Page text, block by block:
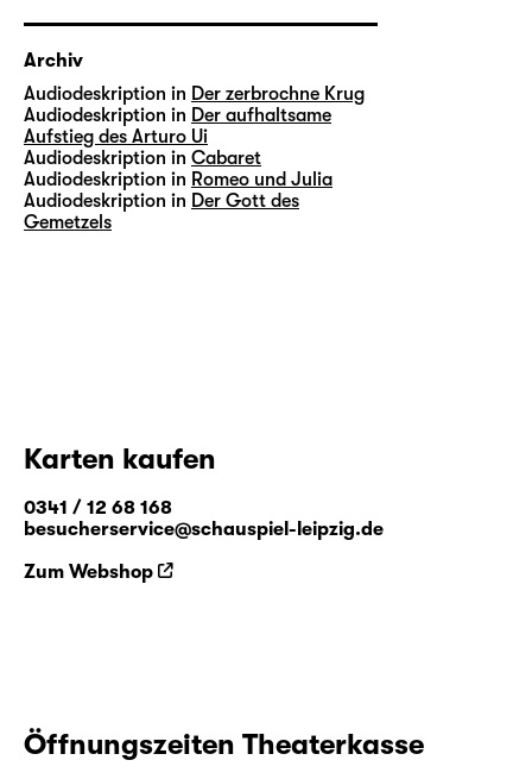
Archiv
Audiodeskription in Der zerbrochne Krug
Audiodeskription in Der aufhaltsame
Aufstieg des Arturo Ui
Audiodeskription in Cabaret
Audiodeskription in Romeo und Julia
Audiodeskription in Der Gott des
Gemetzels
Karten kaufen
0341 / 12 68 168
besucherservice@schauspiel-leipzig.de
Zum Webshop
Öffnungszeiten Theaterkasse